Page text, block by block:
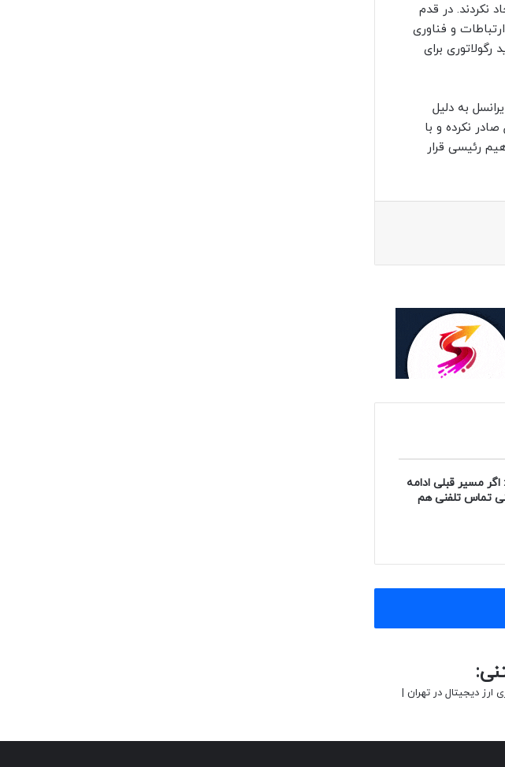
نکردند. در قدم
ارتباطات و فناوری
رگولاتوری برای
و ایرانسل به دلیل
نکرده و با
رئیسی قرار
مسیر قبلی ادامه
تماس تلفنی هم
دیجیتال در تهران |